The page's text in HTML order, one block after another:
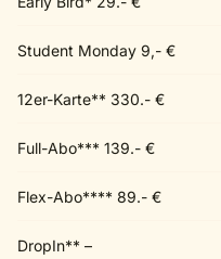
Student Monday 9,- €
12er-Karte** 330.- €
Full-Abo*** 139.- €
Flex-Abo**** 89.- €
DropIn** –